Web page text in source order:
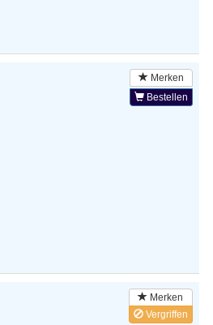
Merken
Bestellen
Merken
Vergriffen